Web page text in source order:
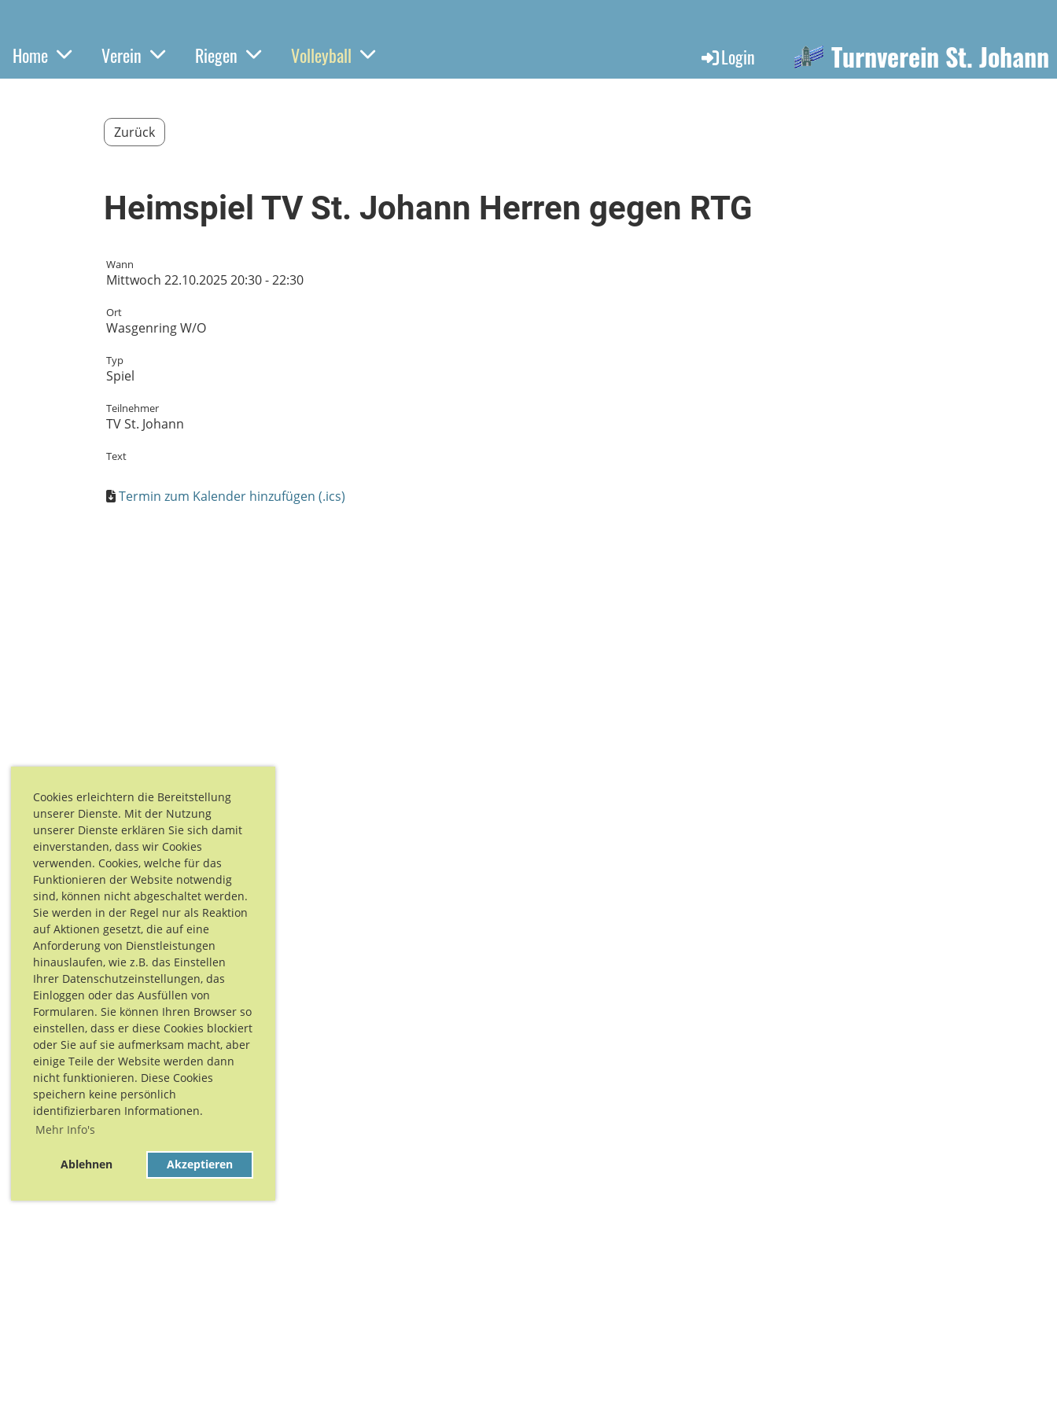
Cookies erleichtern die Bereitstellung
unserer Dienste. Mit der Nutzung
unserer Dienste erklären Sie sich damit
einverstanden, dass wir Cookies
verwenden. Cookies, welche für das
Funktionieren der Website notwendig
sind, können nicht abgeschaltet werden.
Sie werden in der Regel nur als Reaktion
auf Aktionen gesetzt, die auf eine
Anforderung von Dienstleistungen
hinauslaufen, wie z.B. das Einstellen
Ihrer Datenschutzeinstellungen, das
Einloggen oder das Ausfüllen von
Formularen. Sie können Ihren Browser so
einstellen, dass er diese Cookies blockiert
oder Sie auf sie aufmerksam macht, aber
einige Teile der Website werden dann
nicht funktionieren. Diese Cookies
speichern keine persönlich
identifizierbaren Informationen.
Mehr Info's
Ablehnen Akzeptieren
Home Verein Riegen Volleyball Login Turnverein St. Johann
Zurück
Heimspiel TV St. Johann Herren gegen RTG
Wann
Mittwoch 22.10.2025 20:30 - 22:30
Ort
Wasgenring W/O
Typ
Spiel
Teilnehmer
TV St. Johann
Text
Termin zum Kalender hinzufügen (.ics)